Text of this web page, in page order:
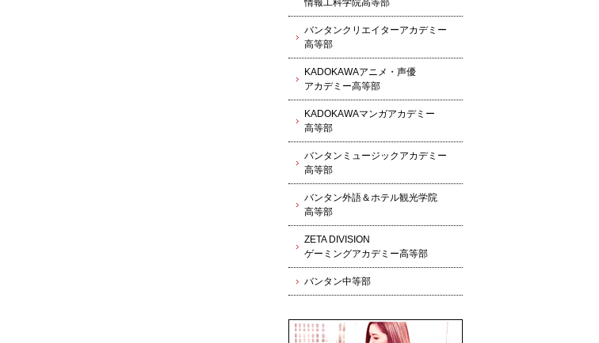
情報工科学院高等部
バンタンクリエイターアカデミー
高等部
KADOKAWAアニメ・声優
アカデミー高等部
KADOKAWAマンガアカデミー
高等部
バンタンミュージックアカデミー
高等部
バンタン外語＆ホテル観光学院
高等部
ZETA DIVISION
ゲーミングアカデミー高等部
バンタン中等部